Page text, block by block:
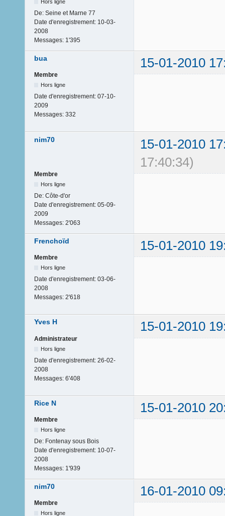
Hors ligne
De: Seine et Marne 77
Date d'enregistrement: 10-03-
2008
Messages: 1'395
bua 15-01-2010
Membre
Hors ligne
Date d'enregistrement: 07-10-
2009
Messages: 332
nim70
15-01-2010
17:40:34)
Membre
Hors ligne
De: Côte-d'or
Date d'enregistrement: 05-09-
2009
Messages: 2'063
Frenchoïd 15-01-2010
Membre
Hors ligne
Date d'enregistrement: 03-06-
2008
Messages: 2'618
Yves H 15-01-2010
Administrateur
Hors ligne
Date d'enregistrement: 26-02-
2008
Messages: 6'408
Rice N 15-01-2010
Membre
Hors ligne
De: Fontenay sous Bois
Date d'enregistrement: 10-07-
2008
Messages: 1'939
nim70 16-01-2010
Membre
Hors ligne